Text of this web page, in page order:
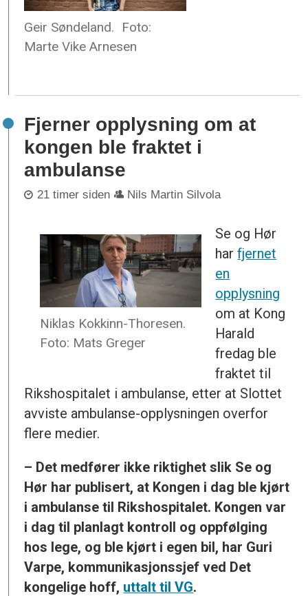
Geir Søndeland.
Foto:
Marte Vike Arnesen
Fjerner opplysning om at
kongen ble fraktet i
ambulanse
21 timer siden Nils Martin Silvola
Niklas Kokkinn-Thoresen.
Foto: Mats Greger
Se og Hør
harfjernet
en
opplysning
om at Kong
Harald
fredag ble
fraktet til
Rikshospitalet i ambulanse, etter at Slottet
avviste ambulanse-opplysningen overfor
flere medier.
– Det medfører ikke riktighet slik Se og
Hør har publisert, at Kongen i dag ble kjørt
i ambulanse til Rikshospitalet. Kongen var
i dag til planlagt kontroll og oppfølging
hos lege, og ble kjørt i egen bil, har Guri
Varpe, kommunikasjonssjef ved Det
kongelige hoff, uttalt til VG.